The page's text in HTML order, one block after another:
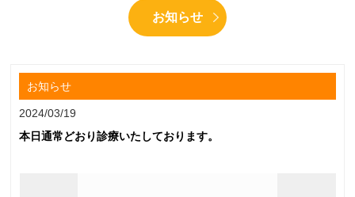
お知らせ
お知らせ
2024/03/19
本日通常どおり診療いたしております。